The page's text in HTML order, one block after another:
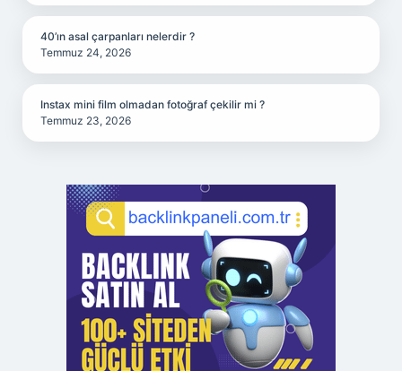
40’ın asal çarpanları nelerdir ?
Temmuz 24, 2026
Instax mini film olmadan fotoğraf çekilir mi ?
Temmuz 23, 2026